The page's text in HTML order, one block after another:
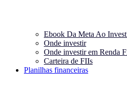
Ebook Da Meta Ao
Onde investir
Onde investir em Renda
Carteira de FIIs
Planilhas financeiras